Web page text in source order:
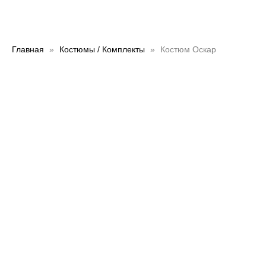
Главная Костюмы / Комплекты Костюм Оскар